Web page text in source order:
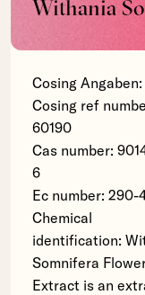
Withania
Cosing Angaben:
Cosing ref
60190
Cas number:
6
Ec number: 290-
Chemical
identification:
Somnifera
Extract is an